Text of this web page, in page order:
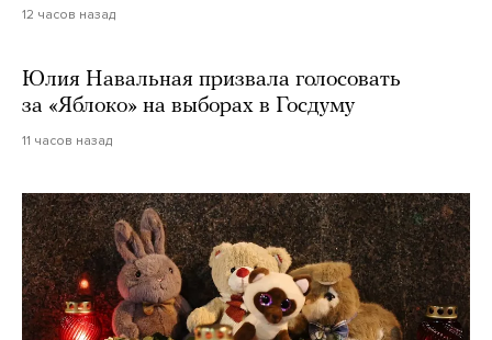
12 часов назад
Юлия Навальная призвала голосовать
за «Яблоко» на выборах в Госдуму
11 часов назад